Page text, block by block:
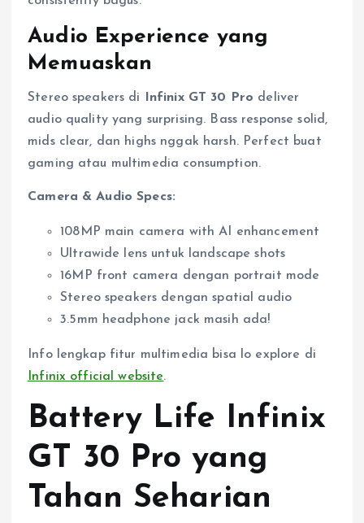
Audio Experience yang
Memuaskan
Stereo speakers di Infinix GT 30 Pro deliver
audio quality yang surprising. Bass response solid,
mids clear, dan highs nggak harsh. Perfect buat
gaming atau multimedia consumption.
Camera & Audio Specs:
108MP main camera with AI enhancement
Ultrawide lens untuk landscape shots
16MP front camera dengan portrait mode
Stereo speakers dengan spatial audio
3.5mm headphone jack masih ada!
Info lengkap fitur multimedia bisa lo explore di
Infinix official website.
Battery Life Infinix
GT 30 Pro yang
Tahan Seharian